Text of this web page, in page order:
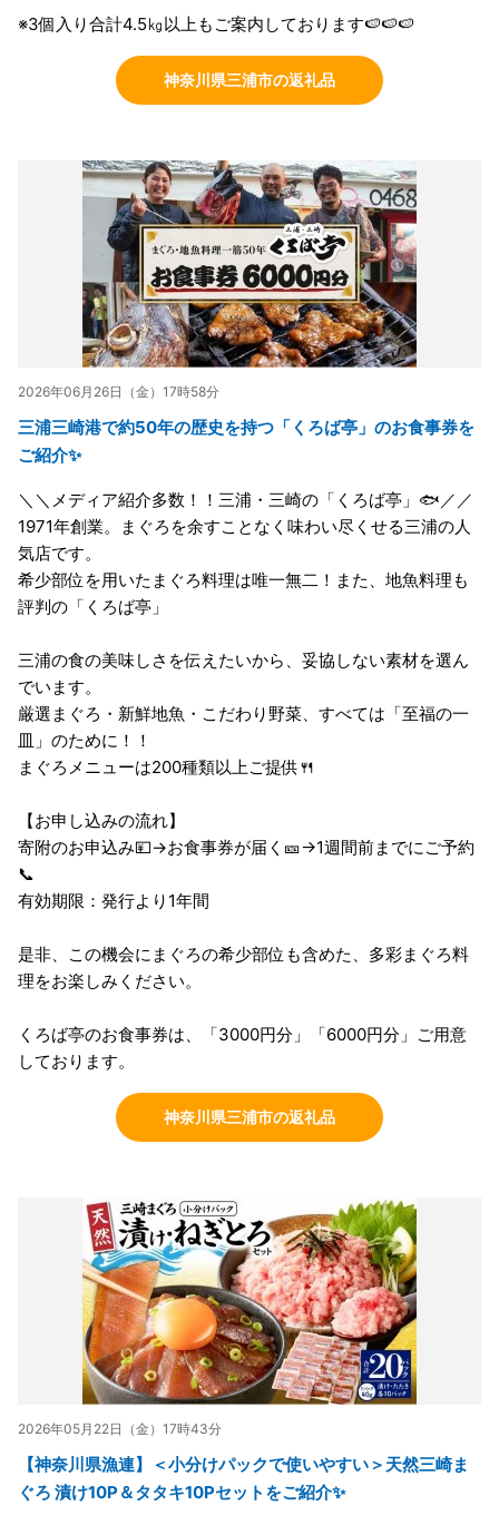
※3個入り合計4.5㎏以上もご案内しております🍉🍉🍉
神奈川県三浦市の返礼品
2026年06月26日（金）17時58分
三浦三崎港で約50年の歴史を持つ「くろば亭」のお食事券を
ご紹介✨
＼＼メディア紹介多数！！三浦・三崎の「くろば亭」🐟／／
1971年創業。まぐろを余すことなく味わい尽くせる三浦の人
気店です。
希少部位を用いたまぐろ料理は唯一無二！また、地魚料理も
評判の「くろば亭」
三浦の食の美味しさを伝えたいから、妥協しない素材を選ん
でいます。
厳選まぐろ・新鮮地魚・こだわり野菜、すべては「至福の一
皿」のために！！
まぐろメニューは200種類以上ご提供🍴
【お申し込みの流れ】
寄附のお申込み💴→お食事券が届く🎫→1週間前までにご予約
📞
有効期限：発行より1年間
是非、この機会にまぐろの希少部位も含めた、多彩まぐろ料
理をお楽しみください。
くろば亭のお食事券は、「3000円分」「6000円分」ご用意
しております。
神奈川県三浦市の返礼品
2026年05月22日（金）17時43分
【神奈川県漁連】＜小分けパックで使いやすい＞天然三崎ま
ぐろ 漬け10P＆タタキ10Pセットをご紹介✨